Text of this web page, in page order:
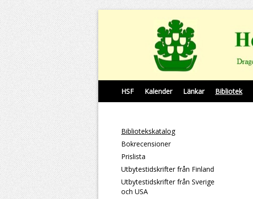
HSF Kalender Länkar Bibliotek
Bibliotekskatalog
Bokrecensioner
Prislista
Utbytestidskrifter från Finland
Utbytestidskrifter från Sverige
och USA